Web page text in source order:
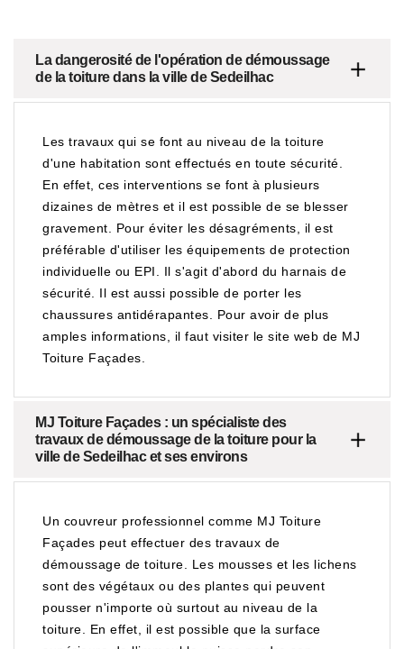
La dangerosité de l'opération de démoussage
de la toiture dans la ville de Sedeilhac
Les travaux qui se font au niveau de la toiture
d'une habitation sont effectués en toute sécurité.
En effet, ces interventions se font à plusieurs
dizaines de mètres et il est possible de se blesser
gravement. Pour éviter les désagréments, il est
préférable d'utiliser les équipements de protection
individuelle ou EPI. Il s'agit d'abord du harnais de
sécurité. Il est aussi possible de porter les
chaussures antidérapantes. Pour avoir de plus
amples informations, il faut visiter le site web de MJ
Toiture Façades.
MJ Toiture Façades : un spécialiste des
travaux de démoussage de la toiture pour la
ville de Sedeilhac et ses environs
Un couvreur professionnel comme MJ Toiture
Façades peut effectuer des travaux de
démoussage de toiture. Les mousses et les lichens
sont des végétaux ou des plantes qui peuvent
pousser n'importe où surtout au niveau de la
toiture. En effet, il est possible que la surface